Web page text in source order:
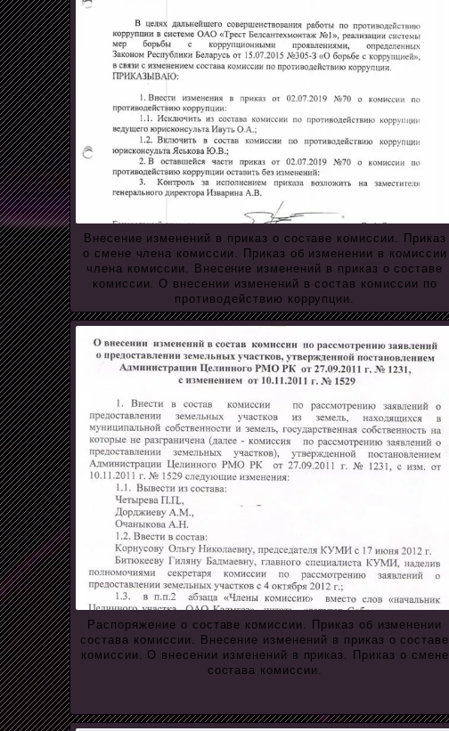
Внесение изменений в приказ о составе комиссии. Приказ
о смене члена комиссии. Приказ об изменении в комиссии
члена комиссии. Внесение изменений в приказ о составе
комиссии. О внесении изменений в состав комиссии по
противодействию коррупции.
Распоряжение о составе комиссии. Приказ об изменении
состава комиссии. Внесение изменений в приказ о составе
комиссии. О внесении изменений в приказ. Приказ о смене
состава комиссии.